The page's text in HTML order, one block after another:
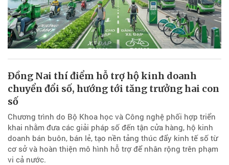
Đồng Nai thí điểm hỗ trợ hộ kinh doanh
chuyển đổi số, hướng tới tăng trưởng hai con
số
Chương trình do Bộ Khoa học và Công nghệ phối hợp triển
khai nhằm đưa các giải pháp số đến tận cửa hàng, hộ kinh
doanh bán buôn, bán lẻ, tạo nền tảng thúc đẩy kinh tế số từ
cơ sở và hoàn thiện mô hình hỗ trợ để nhân rộng trên phạm
vi cả nước.